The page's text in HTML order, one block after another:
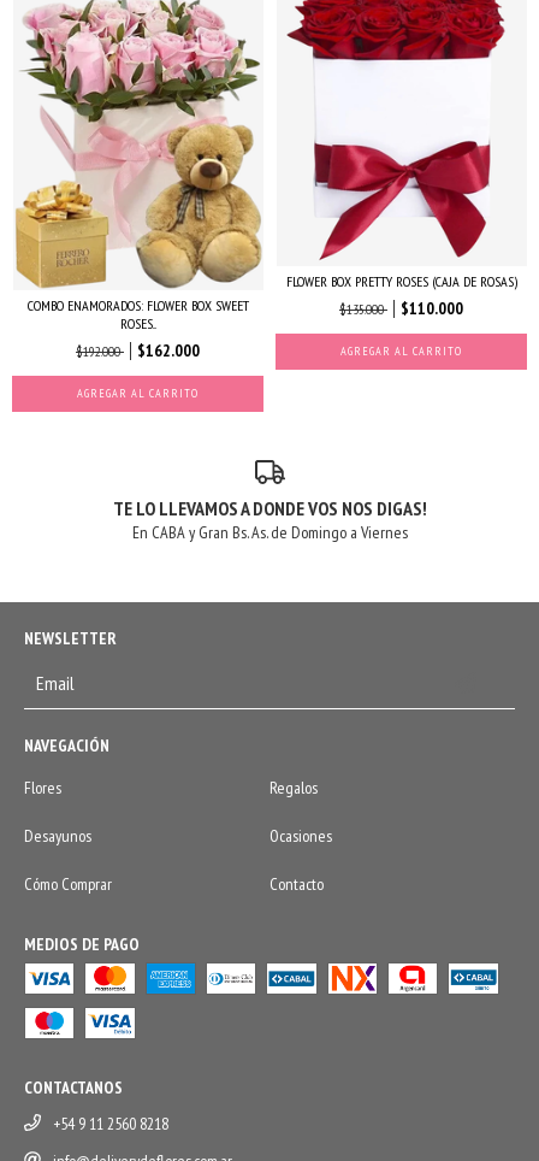
COMBO ENAMORADOS: FLOWER BOX SWEET
ROSES...
$192.000
$162.000
AGREGAR AL CARRITO
FLOWER BOX PRETTY ROSES (CAJA DE ROSAS)
$135.000
$110.000
AGREGAR AL CARRITO
TE LO LLEVAMOS A DONDE VOS NOS DIGAS!
En CABA y Gran Bs. As. de Domingo a Viernes
NEWSLETTER
NAVEGACIÓN
Flores
Regalos
Desayunos Ocasiones
Cómo Comprar Contacto
MEDIOS DE PAGO
CONTACTANOS
+54 9 11 2560 8218